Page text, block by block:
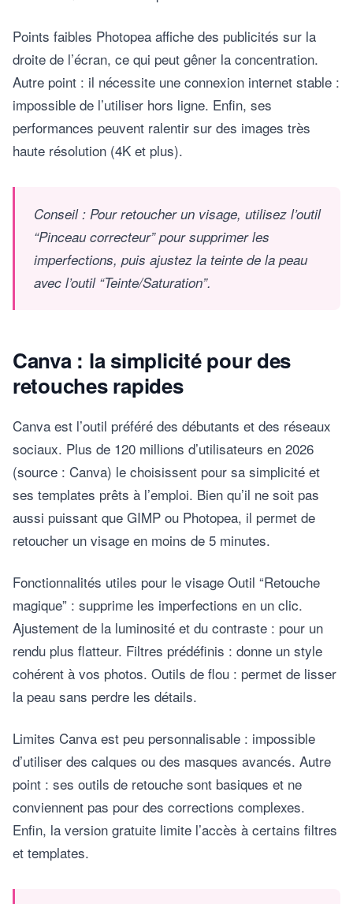
Points faibles Photopea affiche des publicités sur la
droite de l’écran, ce qui peut gêner la concentration.
Autre point : il nécessite une connexion internet stable :
impossible de l’utiliser hors ligne. Enfin, ses
performances peuvent ralentir sur des images très
haute résolution (4K et plus).
Conseil : Pour retoucher un visage, utilisez l’outil
“Pinceau correcteur” pour supprimer les
imperfections, puis ajustez la teinte de la peau
avec l’outil “Teinte/Saturation”.
Canva : la simplicité pour des
retouches rapides
Canva est l’outil préféré des débutants et des réseaux
sociaux. Plus de 120 millions d’utilisateurs en 2026
(source : Canva) le choisissent pour sa simplicité et
ses templates prêts à l’emploi. Bien qu’il ne soit pas
aussi puissant que GIMP ou Photopea, il permet de
retoucher un visage en moins de 5 minutes.
Fonctionnalités utiles pour le visage Outil “Retouche
magique” : supprime les imperfections en un clic.
Ajustement de la luminosité et du contraste : pour un
rendu plus flatteur. Filtres prédéfinis : donne un style
cohérent à vos photos. Outils de flou : permet de lisser
la peau sans perdre les détails.
Limites Canva est peu personnalisable : impossible
d’utiliser des calques ou des masques avancés. Autre
point : ses outils de retouche sont basiques et ne
conviennent pas pour des corrections complexes.
Enfin, la version gratuite limite l’accès à certains filtres
et templates.